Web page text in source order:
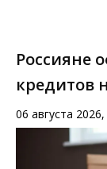
Россияне
кредитов
06 августа